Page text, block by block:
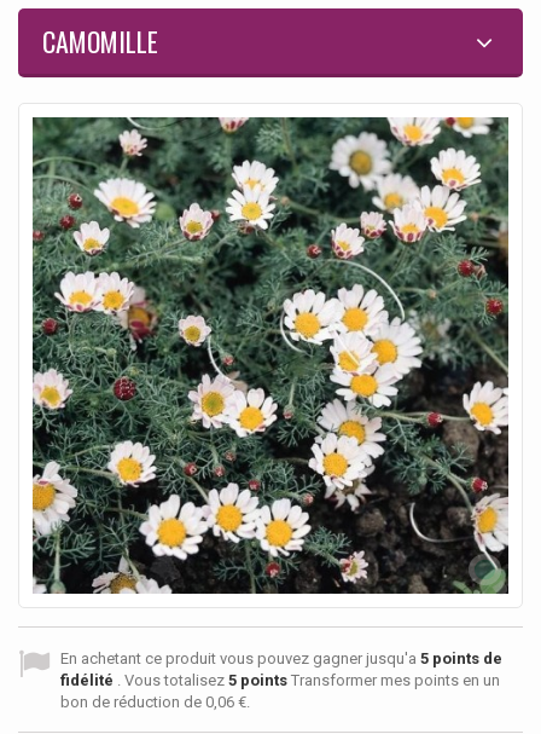
CAMOMILLE
En achetant ce produit vous pouvez gagner jusqu'a 5 points de
fidélité . Vous totalisez 5 points Transformer mes points en un
bon de réduction de 0,06 €.